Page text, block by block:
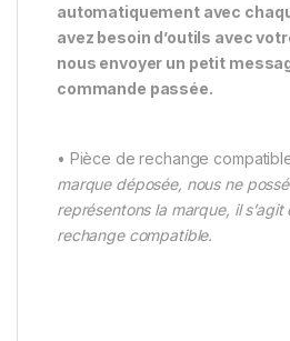
automatiquement avec
avez besoin d’outils avec
nous envoyer un petit
commande passée.
• Pièce de rechange
marque déposée, nous ne
représentons la marque, il s’agit
rechange compatible.